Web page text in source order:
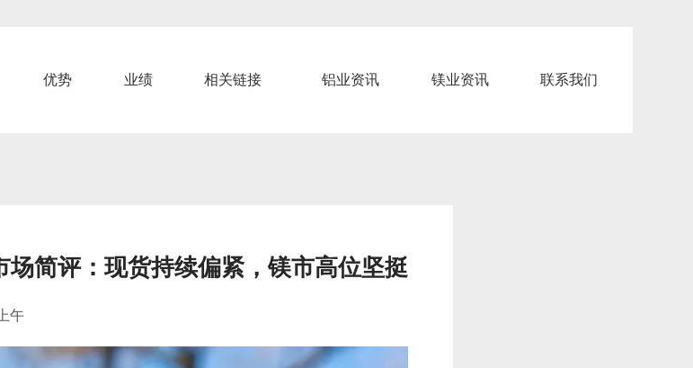
优势 业绩 相关链接 铝业资讯 镁业资讯 联系我们
场简评：现货持续偏紧，镁市高位坚挺
午